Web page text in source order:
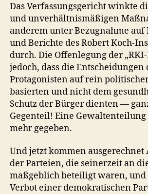
Das Verfassungsgericht winkte
und unverhältnismäßigen
anderem unter Bezugnahme
und Berichte des Robert Koch-
durch. Die Offenlegung der
jedoch, dass die Entscheidungen
Protagonisten auf rein
basierten und nicht dem
Schutz der Bürger dienten —
Gegenteil! Eine
mehr gegeben.
Und jetzt kommen ausgerechnet
der Parteien, die seinerzeit an
maßgeblich beteiligt waren, und
Verbot einer demokratischen